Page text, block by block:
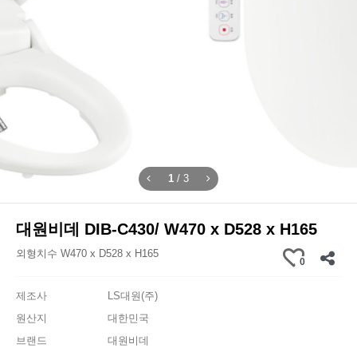
1 / 3
대원비데 DIB-C430/ W470 x D528 x H165
외형치수 W470 x D528 x H165
0
제조사
LS대원(주)
원산지
대한민국
브랜드
대원비데